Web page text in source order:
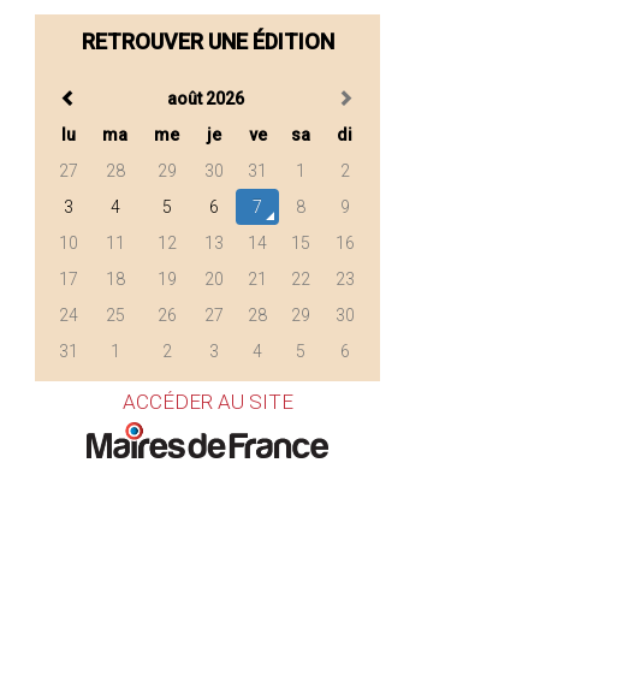
RETROUVER UNE ÉDITION
août 2026
lu
ma me je ve sa
di
27
28 29 30 31 1
2
3
4 5 6 7 8
9
10
11 12 13 14 15
16
17
18 19 20 21 22
23
24
25 26 27 28 29
30
31
1 2 3 4 5 6
ACCÉDER AU SITE